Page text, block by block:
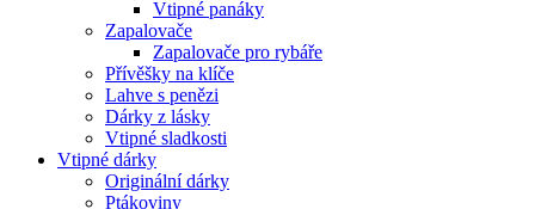
Vtipné panáky
Zapalovače
Zapalovače pro rybáře
Přívěšky na klíče
Lahve s penězi
Dárky z lásky
Vtipné sladkosti
Vtipné dárky
Originální dárky
Ptákoviny